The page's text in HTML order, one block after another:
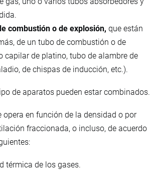
combustión o de explosión, que están
de un tubo de combustión o de
capilar de platino, tubo de alambre de
de chispas de inducción, etc.).
de aparatos pueden estar combinados.
opera en función de la densidad o por
fraccionada, o incluso, de acuerdo
térmica de los gases.